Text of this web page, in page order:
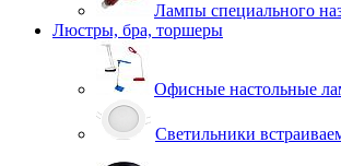
Лампы специального
Люстры, бра, торшеры
Офисные настольные
Светильники